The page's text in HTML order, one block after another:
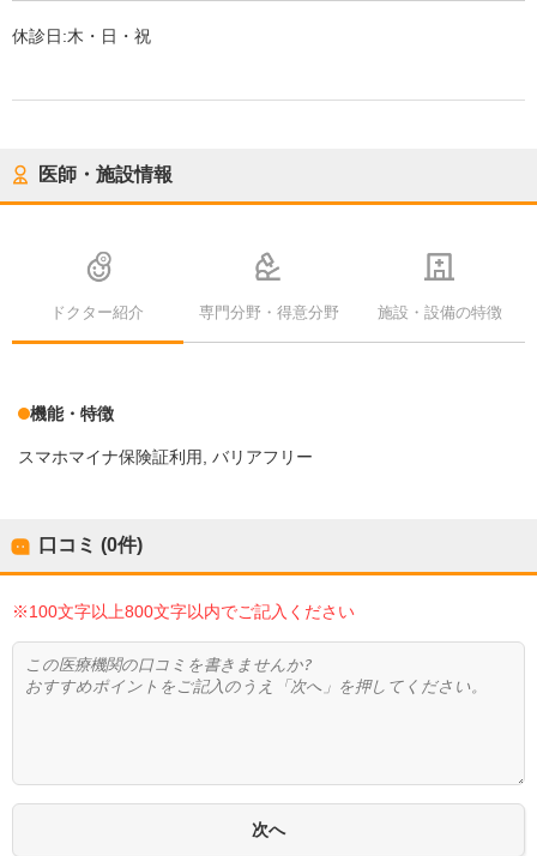
休診日:木・日・祝
医師・施設情報
ドクター紹介 専門分野・得意分野 施設・設備の特徴
機能・特徴
スマホマイナ保険証利用 バリアフリー
口コミ (0件)
※100文字以上800文字以内でご記入ください